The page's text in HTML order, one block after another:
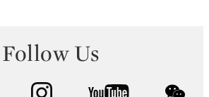
Follow Us
facebook instagram youtube